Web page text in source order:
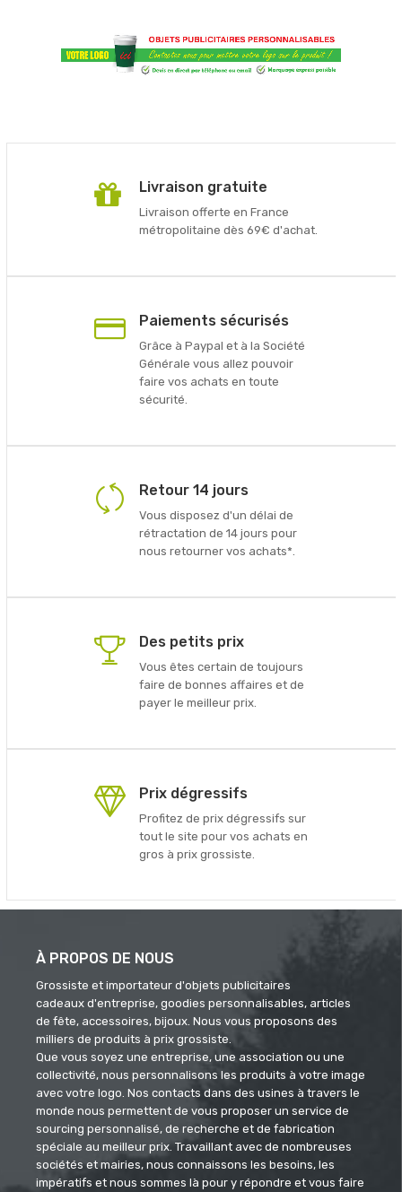
Livraison gratuite
Livraison offerte en France
métropolitaine dès 69€ d'achat.
Paiements sécurisés
Grâce à Paypal et à la Société
Générale vous allez pouvoir
faire vos achats en toute
sécurité.
Retour 14 jours
Vous disposez d'un délai de
rétractation de 14 jours pour
nous retourner vos achats*.
Des petits prix
Vous êtes certain de toujours
faire de bonnes affaires et de
payer le meilleur prix.
Prix dégressifs
Profitez de prix dégressifs sur
tout le site pour vos achats en
gros à prix grossiste.
À PROPOS DE NOUS
Grossiste et importateur d'objets publicitaires
cadeaux d'entreprise, goodies personnalisables, articles
de fête, accessoires, bijoux. Nous vous proposons des
milliers de produits à prix grossiste.
Que vous soyez une entreprise, une association ou une
collectivité, nous personnalisons les produits à votre image
avec votre logo. Nos contacts dans des usines à travers le
monde nous permettent de vous proposer un service de
sourcing personnalisé, de recherche et de fabrication
spéciale au meilleur prix. Travaillant avec de nombreuses
sociétés et mairies, nous connaissons les besoins, les
impératifs et nous sommes là pour y répondre et vous faire